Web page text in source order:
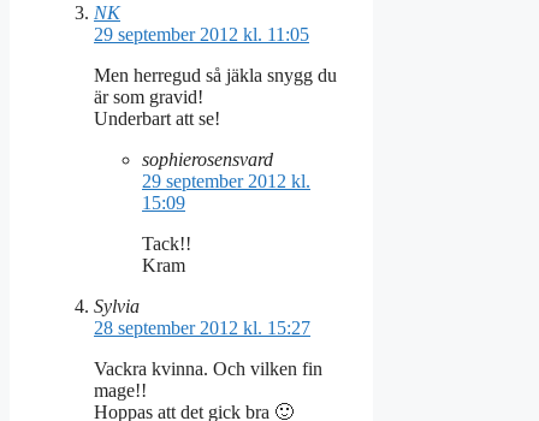
NK
29 september 2012 kl. 11:05
Men herregud så jäkla snygg du
är som gravid!
Underbart att se!
sophierosensvard
29 september 2012 kl.
15:09
Tack!!
Kram
Sylvia
28 september 2012 kl. 15:27
Vackra kvinna. Och vilken fin
mage!!
Hoppas att det gick bra 🙂